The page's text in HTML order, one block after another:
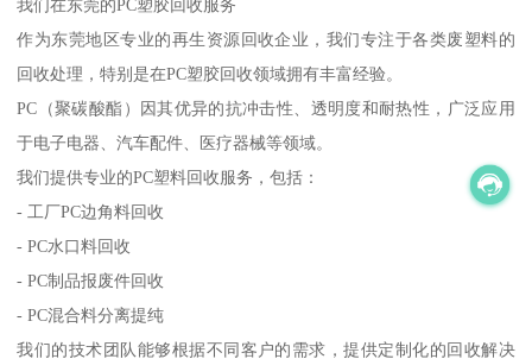
我们在东莞的PC塑胶回收服务
作为东莞地区专业的再生资源回收企业，我们专注于各类废塑料的
回收处理，特别是在PC塑胶回收领域拥有丰富经验。
PC（聚碳酸酯）因其优异的抗冲击性、透明度和耐热性，广泛应用
于电子电器、汽车配件、医疗器械等领域。
我们提供专业的PC塑料回收服务，包括：
- 工厂PC边角料回收
- PC水口料回收
- PC制品报废件回收
- PC混合料分离提纯
我们的技术团队能够根据不同客户的需求，提供定制化的回收解决